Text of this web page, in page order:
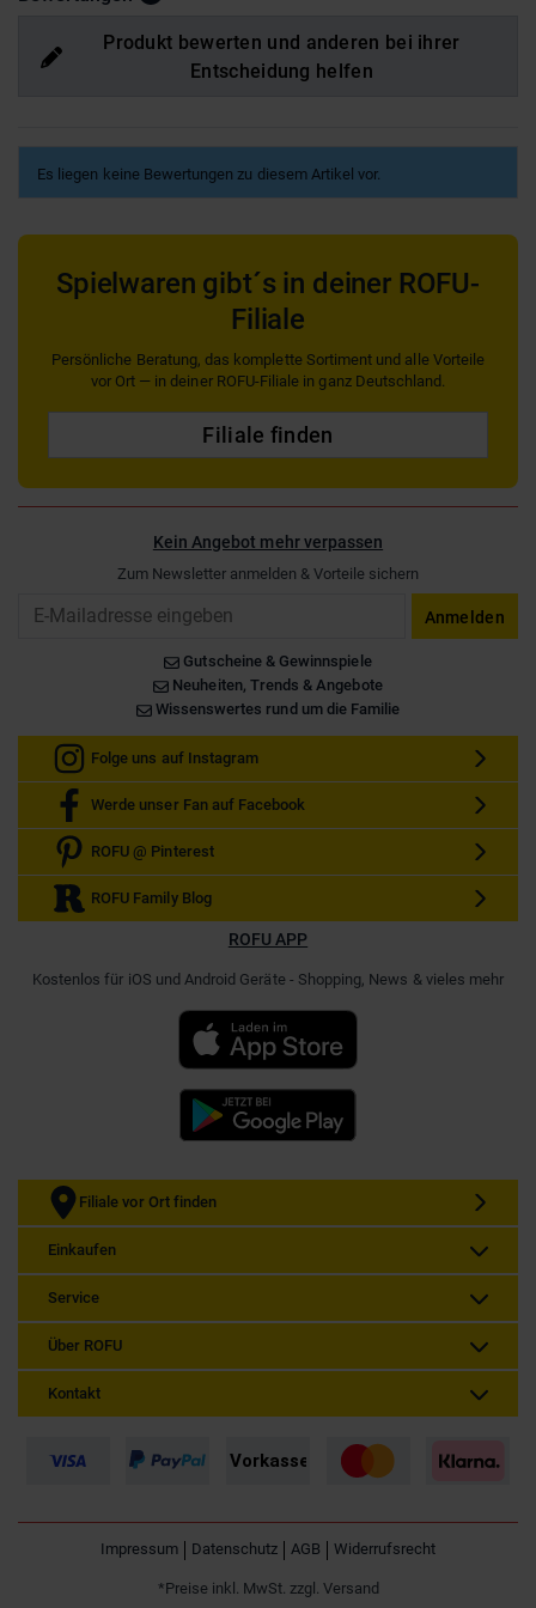
Produkt bewerten und anderen bei ihrer
Entscheidung helfen
Es liegen keine Bewertungen zu diesem Artikel vor.
Spielwaren gibt´s in deiner ROFU-
Filiale
Persönliche Beratung, das komplette Sortiment und alle Vorteile
vor Ort — in deiner ROFU-Filiale in ganz Deutschland.
Filiale finden
Kein Angebot mehr verpassen
Zum Newsletter anmelden & Vorteile sichern
Anmelden
Gutscheine & Gewinnspiele
Neuheiten, Trends & Angebote
Wissenswertes rund um die Familie
Folge uns auf Instagram
Werde unser Fan auf Facebook
ROFU @ Pinterest
ROFU Family Blog
ROFU APP
Kostenlos für iOS und Android Geräte - Shopping, News & vieles mehr
Filiale vor Ort finden
Einkaufen
Service
Über ROFU
Kontakt
Impressum Datenschutz AGB Widerrufsrecht
*Preise inkl. MwSt. zzgl. Versand